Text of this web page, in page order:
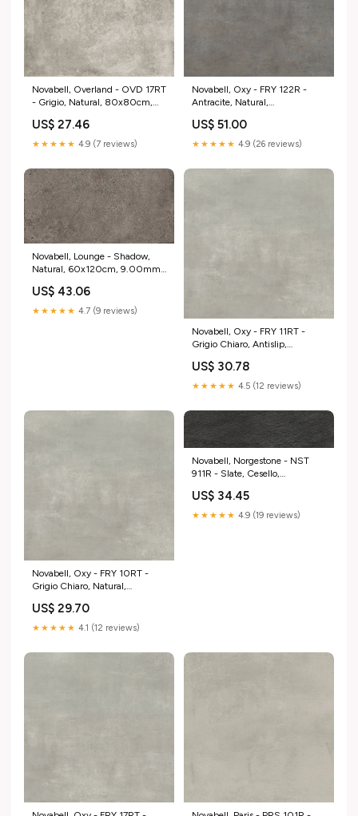
Novabell, Overland - OVD 17RT
- Grigio, Natural, 80x80cm,
US$ 27.46
★★★★★ 4.9 (7 reviews)
Novabell, Oxy - FRY 122R -
Antracite, Natural,
Midlake
US$ 51.00
★★★★★ 4.9 (26 reviews)
Novabell, Lounge - Shadow,
Natural, 60x120cm, 9.00mm,
US$ 43.06
★★★★★ 4.7 (9 reviews)
Novabell, Oxy - FRY 11RT -
Grigio Chiaro, Antislip,
Spatula
US$ 30.78
★★★★★ 4.5 (12 reviews)
Novabell, Oxy - FRY 10RT -
Grigio Chiaro, Natural,
Unicolor
US$ 29.70
★★★★★ 4.1 (12 reviews)
Novabell, Norgestone - NST
911R - Slate, Cesello,
Pergamo
US$ 34.45
★★★★★ 4.9 (19 reviews)